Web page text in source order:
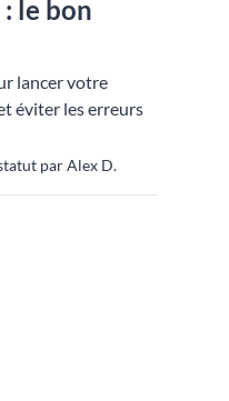
le bon
lancer votre
éviter les erreurs
par Alex D.